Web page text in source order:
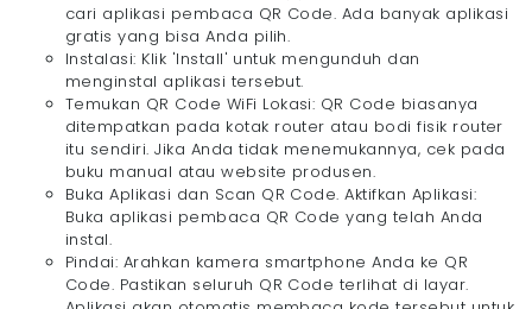
cari aplikasi pembaca QR Code. Ada banyak aplikasi
gratis yang bisa Anda pilih.
Instalasi: Klik 'Install' untuk mengunduh dan
menginstal aplikasi tersebut.
Temukan QR Code WiFi Lokasi: QR Code biasanya
ditempatkan pada kotak router atau bodi fisik router
itu sendiri. Jika Anda tidak menemukannya, cek pada
buku manual atau website produsen.
Buka Aplikasi dan Scan QR Code. Aktifkan Aplikasi:
Buka aplikasi pembaca QR Code yang telah Anda
instal.
Pindai: Arahkan kamera smartphone Anda ke QR
Code. Pastikan seluruh QR Code terlihat di layar.